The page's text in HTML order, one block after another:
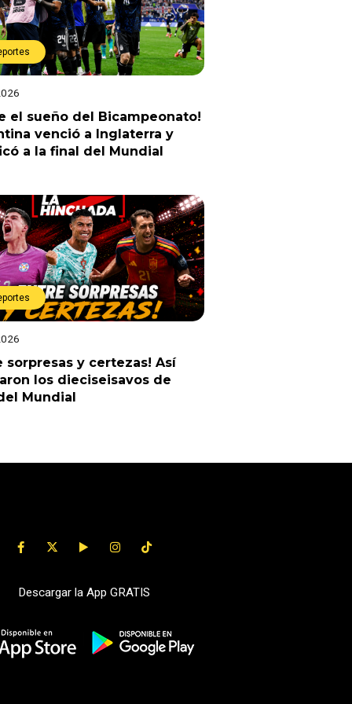
el sueño del Bicampeonato!
venció a Inglaterra y
a la final del Mundial
sorpresas y certezas! Así
los dieciseisavos de
Mundial
Descargar la App GRATIS